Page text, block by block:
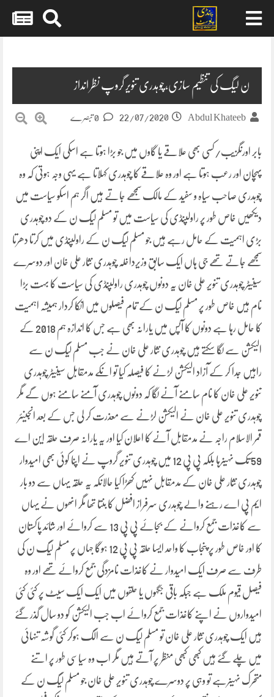
ن لیگ کی تنظیم سازی،چوہدری تنویر گروپ نظر انداز
Abdul Khateeb
22/07/2020
بابر اورنگزیب/کسی بھی علاقے یا گاوں میں جو بڑا ہوتا ہے اسکی ایک اپنی
پہچان اور رعب ہوتا ہے اور وہ علاقے کا چوہدری کہلاتا ہے یہی وجہ ہوتی کہ وہ
چوہدری صاحب سیاہ و سفید کے مالک سمجھے جاتے ہیں اگر ہم اسکو سیاست میں
دیکھیں خاص طور پر راولپنڈی کی سیاست میں تو مسلم لیگ ن کے دو چوہدری
بڑی اہمیت کے حامل رہے ہیں جو مسلم لیگ ن کے راولپنڈی میں کرتا دھرتا
سمجھے جاتے تھے جی ہاں ایک سابق وزیرداخلہ چوہدری نثار علی خان اور دوسرے
سینیٹر چوہدری تنویر علی خان یہ دونوں چوہدری راولپنڈی کی سیاست کا بہت بڑا
نام ہیں خاص طور پر مسلم لیگ ن کے تمام فیصلوں میں انکا کردار ہمیشہ اہمیت
کا حامل رہا ہے دونوں کا آپس میں یارانہ بھی ہے جس کا اندازہ ہم 2018 کے
الیکشن سے لگا سکتے ہیں چوہدری نثار علی خان نے جب مسلم لیگ ن سے
راہیں جدا کر کے آزاد الیکشن لڑنے کا فیصلہ کیا تو انکے مدمقابل سینیٹر چوہدری
تنویر علی خان کا نام سامنے آنے لگا کہ دونوں چوہدری آمنے سامنے ہوں گے مگر
چوہدری تنویر علی خان نے الیکشن لڑنے سے معذرت کر لی جس کے بعد انجینئر
قمر الاسلام راجہ نے مدمقابل آنے کا اعلان کیا اور یہ یارانہ صرف حلقہ این اے
59 تک نہیںرہا بلکہ پی پی 12 میں چوہدری تنویر گروپ نے اپنا کوئی بھی امیدوار
چوہدری نثار علی خان کے مدمقابل نہیں کھڑا کیا حالانکہ یہ حلقہ یہاں سے دو بار
ایم پی اے رہنے والے چوہدری سرفراز افضل کا بنتا تھا مگر انھوں نے یہاں
سے کاغذات جمع کروانے کے بجائے پی پی 13 سے کروائے اور شائد پاکستان
کا اور خاص طور پر پنجاب کا واحد ایسا حلقہ پی پی 12 ہوگا جہاں پر مسلم لیگ ن کی
طرف سے صرف ایک امیدوار نے کاغذات نامزدگی جمع کروائے تھے اور وہ
فیصل قیوم ملک ہے جبکہ باقی جگہوں یا حلقوں میں ایک ایک سیٹ پر کئی کئی
امیدواروں نے اپنے کاغذات جمع کروائے اب جب الیکشن کو دو سال گذر گئے
ہیں ایک چوہدری نثار علی خان تو مسلم لیگ ن سے الگ ہوکر کئی گوشہ تنہائی
میں چلے گئے ہیں کبھی کبھی منظر پر آتے ہیں مگر اب وہ سیاسی طور پر اتنے
متحرک نہیںرہے تو وہی پر دوسرے چوہدری تنویر علی خان جو مسلم لیگ ن کے